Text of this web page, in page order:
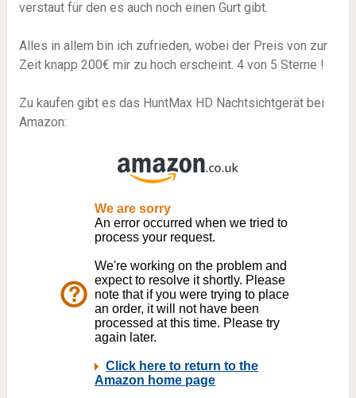
verstaut für den es auch noch einen Gurt gibt.
Alles in allem bin ich zufrieden, wobei der Preis von zur
Zeit knapp 200€ mir zu hoch erscheint. 4 von 5 Sterne !
Zu kaufen gibt es das HuntMax HD Nachtsichtgerät bei
Amazon: